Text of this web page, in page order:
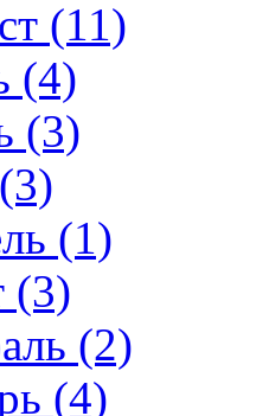
(11)
(4)
(3)
(3)
(1)
(3)
(2)
(4)